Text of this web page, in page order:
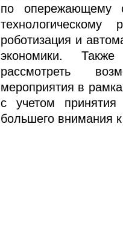
по опережающему
роботизация и
экономики.
рассмотреть
мероприятия в
с учетом принятия
большего внимания